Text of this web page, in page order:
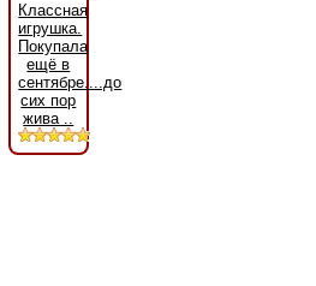
Классная
игрушка.
Покупала
ещё в
сентябре....до
сих пор
жива ..